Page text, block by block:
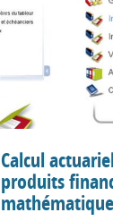
Calcul
produits